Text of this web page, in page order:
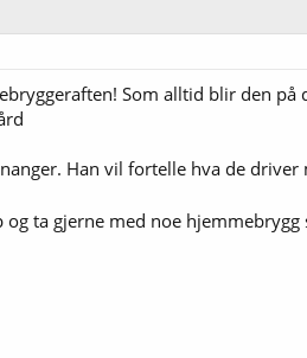
Som alltid blir den på
Han vil fortelle hva de
ta gjerne med noe